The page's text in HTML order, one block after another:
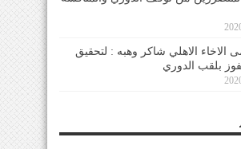
الاهلي شاكر وهبه : لتحقيق
بلقب الدوري